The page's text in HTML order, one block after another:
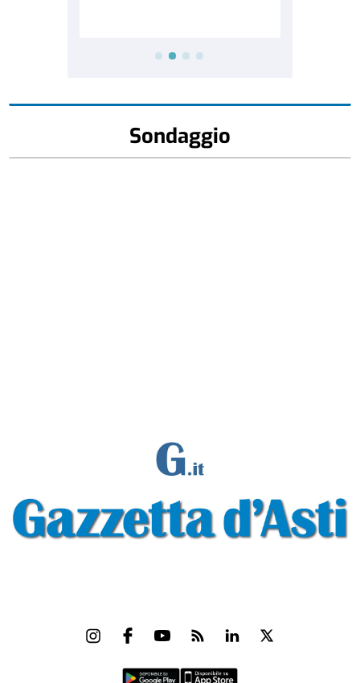
Sondaggio